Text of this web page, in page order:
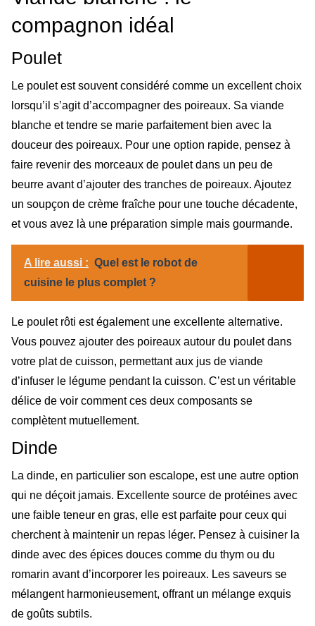
compagnon idéal
Poulet
Le poulet est souvent considéré comme un excellent choix
lorsqu’il s’agit d’accompagner des poireaux. Sa viande
blanche et tendre se marie parfaitement bien avec la
douceur des poireaux. Pour une option rapide, pensez à
faire revenir des morceaux de poulet dans un peu de
beurre avant d’ajouter des tranches de poireaux. Ajoutez
un soupçon de crème fraîche pour une touche décadente,
et vous avez là une préparation simple mais gourmande.
A lire aussi : Quel est le robot de
cuisine le plus complet ?
Le poulet rôti est également une excellente alternative.
Vous pouvez ajouter des poireaux autour du poulet dans
votre plat de cuisson, permettant aux jus de viande
d’infuser le légume pendant la cuisson. C’est un véritable
délice de voir comment ces deux composants se
complètent mutuellement.
Dinde
La dinde, en particulier son escalope, est une autre option
qui ne déçoit jamais. Excellente source de protéines avec
une faible teneur en gras, elle est parfaite pour ceux qui
cherchent à maintenir un repas léger. Pensez à cuisiner la
dinde avec des épices douces comme du thym ou du
romarin avant d’incorporer les poireaux. Les saveurs se
mélangent harmonieusement, offrant un mélange exquis
de goûts subtils.